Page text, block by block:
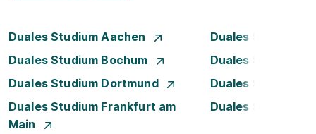
Duales Studium Aachen
Duales Studium
Duales Studium Bochum
Duales Studium
Duales Studium Dortmund
Duales Studium
Duales Studium Frankfurt am
Main
Duales Studium